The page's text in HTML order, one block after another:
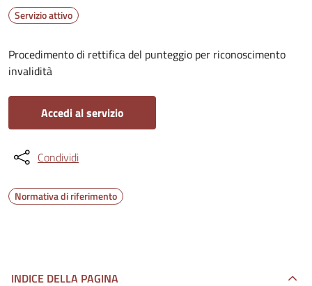
Servizio attivo
Procedimento di rettifica del punteggio per riconoscimento
invalidità
Accedi al servizio
Condividi
Normativa di riferimento
INDICE DELLA PAGINA